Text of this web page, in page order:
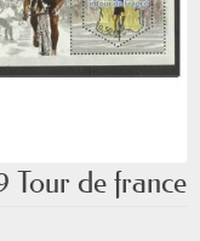
Tour de france